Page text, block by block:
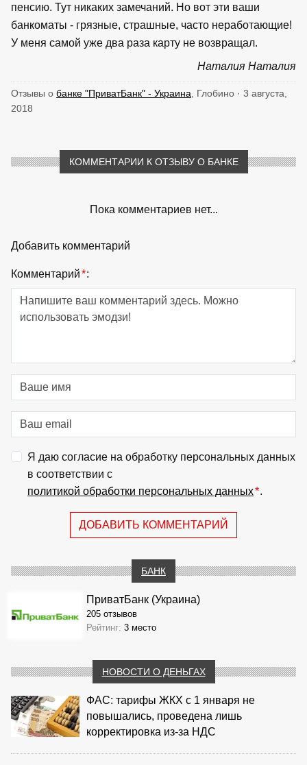
пенсию. Тут никаких замечаний. Но вот эти ваши
банкоматы - грязные, страшные, часто неработающие!
У меня самой уже два раза карту не возвращал.
Наталия Наталия
Отзывы о банке "ПриватБанк" - Украина , Глобино · 3 августа,
2018
КОММЕНТАРИИ К ОТЗЫВУ О БАНКЕ
Пока комментариев нет...
Добавить комментарий
Комментарий*:
Я даю согласие на обработку персональных данных
в соответствии с
политикой обработки персональных данных*.
ДОБАВИТЬ КОММЕНТАРИЙ
БАНК
ПриватБанк (Украина)
205 отзывов
Рейтинг: 3 место
НОВОСТИ О ДЕНЬГАХ
ФАС: тарифы ЖКХ с 1 января не
повышались, проведена лишь
корректировка из‑за НДС